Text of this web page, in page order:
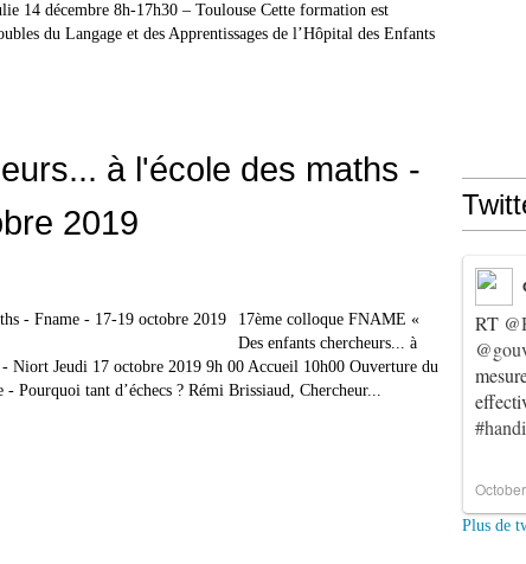
14 décembre 8h-17h30 – Toulouse Cette formation est
du Langage et des Apprentissages de l’Hôpital des Enfants
à l'école des maths -
2019
17ème colloque FNAME «
Des enfants chercheurs... à
Niort Jeudi 17 octobre 2019 9h 00 Accueil 10h00 Ouverture du
Pourquoi tant d’échecs ? Rémi Brissiaud, Chercheur...
RT
Plus de